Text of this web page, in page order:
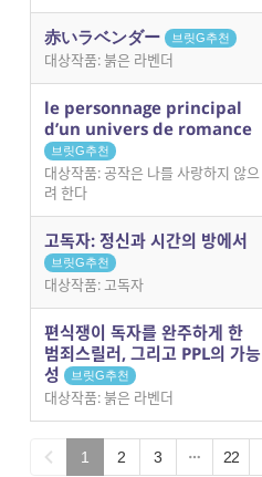
赤いラベンダー 브릿G추천
대상작품: 붉은 라벤더
le personnage principal
d’un univers de romance
브릿G추천
대상작품: 공작은 나를 사랑하지 않으
려 한다
고독자: 정신과 시간의 방에서
브릿G추천
대상작품: 고독자
편식쟁이 독자를 완주하게 한
범죄스릴러, 그리고 PPL의 가능
성
브릿G추천
대상작품: 붉은 라벤더
1 2 3 22